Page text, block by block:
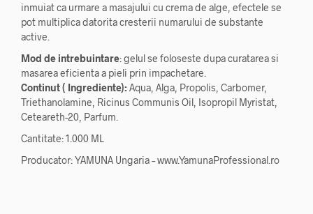
inmuiat ca urmare a masajului cu crema de alge, efectele se
pot multiplica datorita cresterii numarului de substante
active.
Mod de intrebuintare: gelul se foloseste dupa curatarea si
masarea eficienta a pieli prin impachetare.
Continut ( Ingrediente):Aqua, Alga, Propolis, Carbomer,
Triethanolamine, Ricinus Communis Oil, Isopropil Myristat,
Ceteareth-20, Parfum.
Cantitate: 1.000 ML
Producator: YAMUNA Ungaria – www.YamunaProfessional.ro